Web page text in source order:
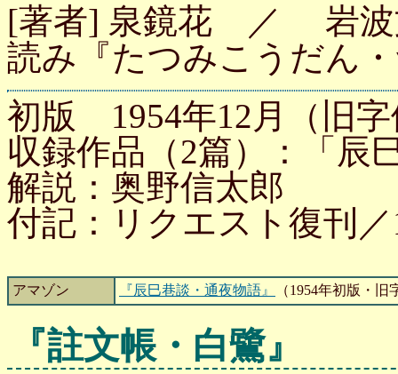
[著者] 泉鏡花 ／ 岩波
読み『たつみこうだん
初版 1954年12月（旧字
収録作品（2篇）：「辰
解説：奥野信太郎
付記：リクエスト復刊／
アマゾン 『辰巳巷談・通夜物語』 （1954年初版・旧
『註文帳・白鷺』